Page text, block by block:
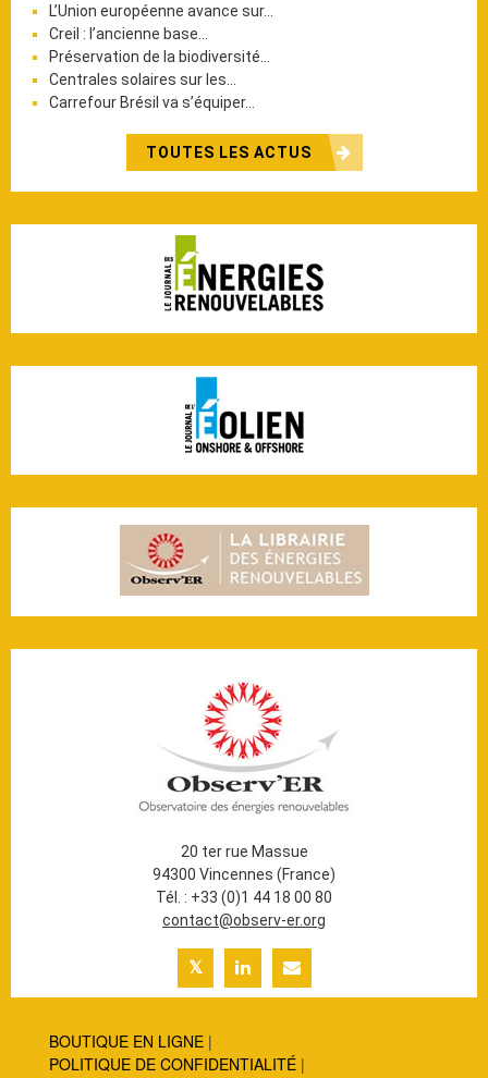
L’Union européenne avance sur…
Creil : l’ancienne base…
Préservation de la biodiversité…
Centrales solaires sur les…
Carrefour Brésil va s’équiper…
TOUTES LES ACTUS
20 ter rue Massue
94300 Vincennes (France)
Tél. : +33 (0)1 44 18 00 80
contact@observ-er.org
BOUTIQUE EN LIGNE
POLITIQUE DE CONFIDENTIALITÉ